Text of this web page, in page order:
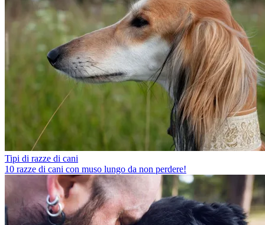
Tipi di razze di cani
10 razze di cani con muso lungo da non perdere!